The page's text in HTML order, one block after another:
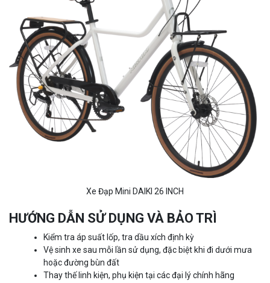
Xe Đạp Mini DAIKI 26 INCH
HƯỚNG DẪN SỬ DỤNG VÀ BẢO TRÌ
Kiểm tra áp suất lốp, tra dầu xích định kỳ
Vệ sinh xe sau mỗi lần sử dụng, đặc biệt khi đi dưới mưa
hoặc đường bùn đất
Thay thế linh kiện, phụ kiện tại các đại lý chính hãng